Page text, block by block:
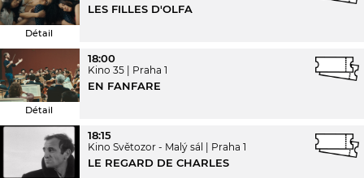
Détail
LES FILLES D'OLFA
Détail
18:00
Kino 35 Praha 1
EN FANFARE
18:15
Kino Světozor - Malý sál Praha 1
LE REGARD DE CHARLES